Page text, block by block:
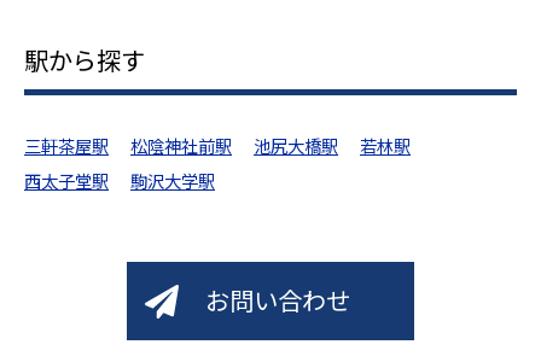
駅から探す
三軒茶屋駅 松陰神社前駅 池尻大橋駅
若林駅
西太子堂駅
駒沢大学駅
お問い合わせ